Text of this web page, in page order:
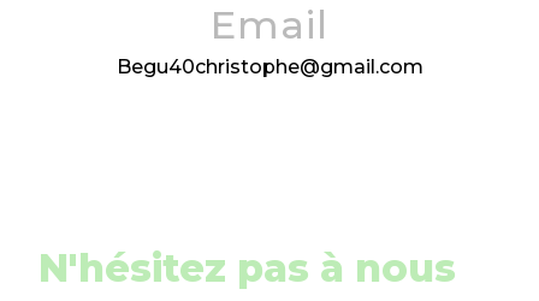
Email
begu40christophe@gmail.com
N'hésitez pas à nous